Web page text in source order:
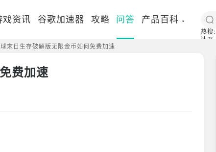
戏资讯 谷歌加速器 攻略 问答 产品百科
热搜:
速器
末日生存破解版无限金币如何免费加速
费加速